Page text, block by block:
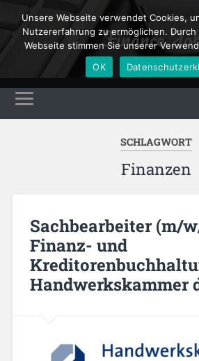
Finance
SCHLAGWORT
Finanzen
Sachbearbeiter (m/
Finanz- und
Handwerkskammer
Unsere Webseite verwendet Cookies,
Nutzererfahrung zu ermöglichen.
Webseite stimmen Sie unserer
OK